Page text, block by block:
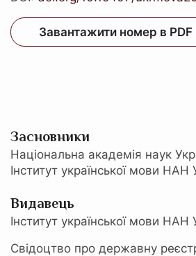
Завантажити номер в PDF
Засновники
Національна академія наук
Інститут української мови НАН
Видавець
Інститут української мови НАН
Свідоцтво про державну